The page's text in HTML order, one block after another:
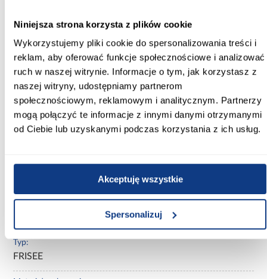
Niniejsza strona korzysta z plików cookie
Wykorzystujemy pliki cookie do spersonalizowania treści i
reklam, aby oferować funkcje społecznościowe i analizować
ruch w naszej witrynie. Informacje o tym, jak korzystasz z
naszej witryny, udostępniamy partnerom
społecznościowym, reklamowym i analitycznym. Partnerzy
mogą połączyć te informacje z innymi danymi otrzymanymi
od Ciebie lub uzyskanymi podczas korzystania z ich usług.
Akceptuję wszystkie
Spersonalizuj
160.00
Długość [cm]:
235
Waga [g/m2]:
1440
Waga całkowita [g/szt]:
Gęstość tkania [węzłów/m2]:
Kolekcja:
Typ:
FRISEE